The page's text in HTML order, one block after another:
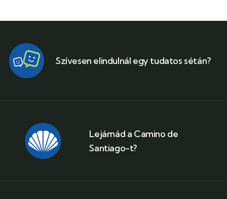
Szívesen elindulnál egy tudatos sétán?
Lejárnád a Camino de
Santiago-t?